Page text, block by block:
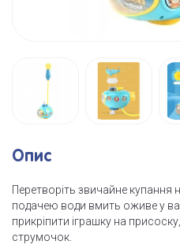
Опис
Перетворіть звичайне
подачею води вмить оживе у
прикріпити іграшку на
струмочок.